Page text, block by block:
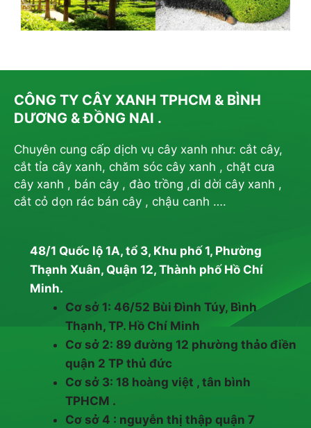
CÔNG TY CÂY XANH TPHCM & BÌNH
DƯƠNG & ĐỒNG NAI .
Chuyên cung cấp dịch vụ cây xanh như: cắt cây,
cắt tỉa cây xanh, chăm sóc cây xanh , chặt cưa
cây xanh , bán cây , đào trồng ,di dời cây xanh ,
cắt cỏ dọn rác bán cây , chậu canh ….
48/1 Quốc lộ 1A, tổ 3, Khu phố 1, Phường
Thạnh Xuân, Quận 12, Thành phố Hồ Chí
Minh.
Cơ sở 1: 46/52 Bùi Đình Túy, Bình
Thạnh, TP. Hồ Chí Minh
Cơ sở 2: 89 đường 12 phường thảo điền
quận 2 TP thủ đức
Cơ sở 3: 18 hoàng việt , tân bình
TPHCM .
Cơ sở 4 : nguyễn thị thập quận 7